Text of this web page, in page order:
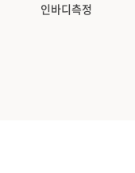
인바디측정